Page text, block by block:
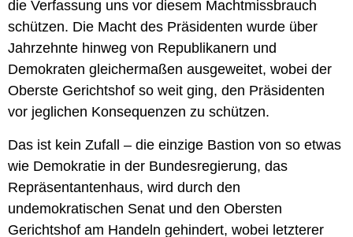
die Verfassung uns vor diesem Machtmissbrauch
schützen. Die Macht des Präsidenten wurde über
Jahrzehnte hinweg von Republikanern und
Demokraten gleichermaßen ausgeweitet, wobei der
Oberste Gerichtshof so weit ging, den Präsidenten
vor jeglichen Konsequenzen zu schützen.
Das ist kein Zufall – die einzige Bastion von so etwas
wie Demokratie in der Bundesregierung, das
Repräsentantenhaus, wird durch den
undemokratischen Senat und den Obersten
Gerichtshof am Handeln gehindert, wobei letzterer